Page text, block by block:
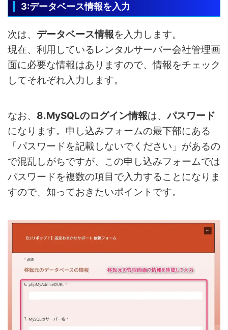
3:データベース情報を入力
次は、 データベース情報を入力します。
現在、利用しているレンタルサーバー会社管理画
面に必要な情報はありますので、情報をチェック
してそれぞれ入力します。
なお、 8.MySQLのログイン情報は、パスワード
になります。申し込みフォームの最下部にある
「パスワードを記載しないでください」があるの
で混乱しがちですが、この申し込みフォームでは
パスワードを複数の項目で入力することになりま
すので、知っておきたいポイントです。